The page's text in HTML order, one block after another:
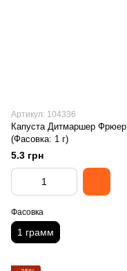
Артикул: 104336
Капуста Дитмаршер Фрюер
(Фасовка: 1 г)
5.3 грн
Фасовка
1 грамм